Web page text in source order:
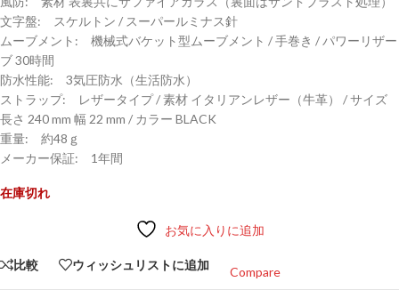
文字盤: スケルトン / スーパールミナス針
ムーブメント: 機械式バケット型ムーブメント / 手巻き / パワーリザー
ブ 30時間
防水性能: 3気圧防水（生活防水）
ストラップ: レザータイプ / 素材 イタリアンレザー（牛革） / サイズ
長さ 240 mm 幅 22 mm / カラー BLACK
重量: 約48ｇ
メーカー保証: 1年間
在庫切れ
お気に入りに追加
比較 ウィッシュリストに追加
Compare